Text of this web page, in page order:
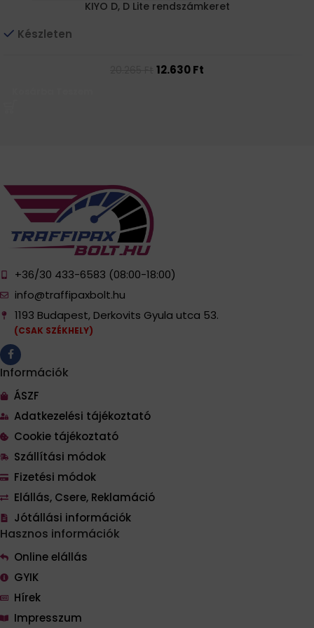
KIYO D, D Lite rendszámkeret
Készleten
12.630Ft
+36/30 433-6583 (08:00-18:00)
info@traffipaxbolt.hu
1193 Budapest, Derkovits Gyula utca 53.
(CSAK SZÉKHELY)
Információk
ÁSZF
Adatkezelési tájékoztató
Cookie tájékoztató
Szállítási módok
Fizetési módok
Elállás, Csere, Reklamáció
Jótállási információk
Hasznos információk
Online elállás
GYIK
Hírek
Impresszum